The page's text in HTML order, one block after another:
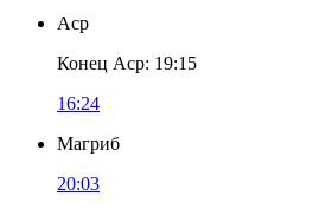
Аср
Конец Аср: 19:15
16:24
Магриб
20:03